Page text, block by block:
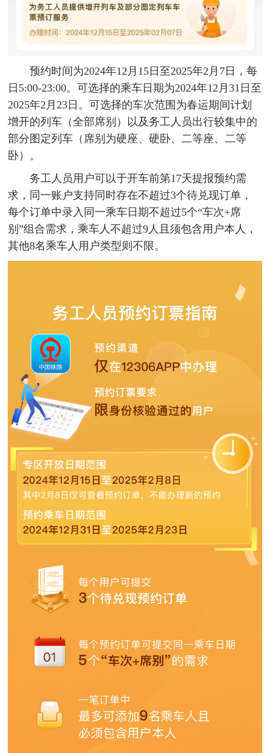
预约时间为2024年12月15日至2025年2月7日，每
日5:00-23:00。可选择的乘车日期为2024年12月31日至
2025年2月23日。可选择的车次范围为春运期间计划
增开的列车（全部席别）以及务工人员出行较集中的
部分图定列车（席别为硬座、硬卧、二等座、二等
卧）。
务工人员用户可以于开车前第17天提报预约需
求，同一账户支持同时存在不超过3个待兑现订单，
每个订单中录入同一乘车日期不超过5个“车次+席
别”组合需求，乘车人不超过9人且须包含用户本人，
其他8名乘车人用户类型则不限。